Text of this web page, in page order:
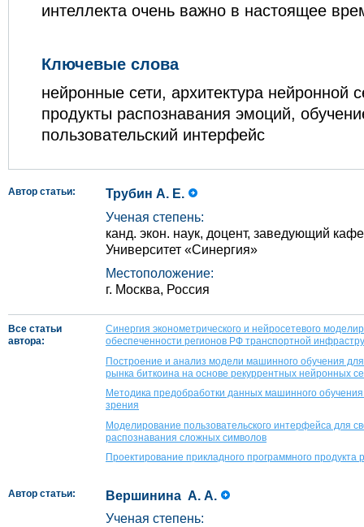
интеллекта очень важно в настоящее
Ключевые слова
нейронные сети, архитектура нейронной
продукты распознавания эмоций,
пользовательский интерфейс
Автор статьи:
Трубин А. Е.
Ученая степень:
канд. экон. наук, доцент, заведующий
Университет «Синергия»
Местоположение:
г. Москва, Россия
Все статьи
автора:
Синергия эконометрического и нейросетевого
обеспеченности регионов РФ транспортной
Построение и анализ модели машинного обучения для
рынка биткоина на основе рекуррентных нейронных
Методика предобработки данных машинного
зрения
Моделирование пользовательского интерфейса для
распознавания сложных символов
Проектирование прикладного программного продукта
Автор статьи:
Вершинина А. А.
Ученая степень: